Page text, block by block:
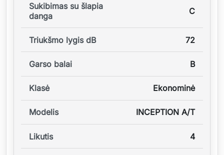
Sukibimas su šlapia
danga
C
Triukšmo lygis dB 72
Garso balai B
Klasė Ekonominė
Modelis INCEPTION A/T
Likutis 4